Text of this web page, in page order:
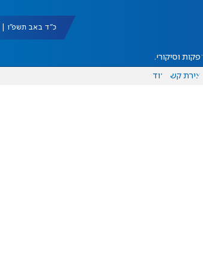
כ"ד באב תשפ"ו | 07/08/2026
הפקות וסיקורים
יצירת קשר עוד